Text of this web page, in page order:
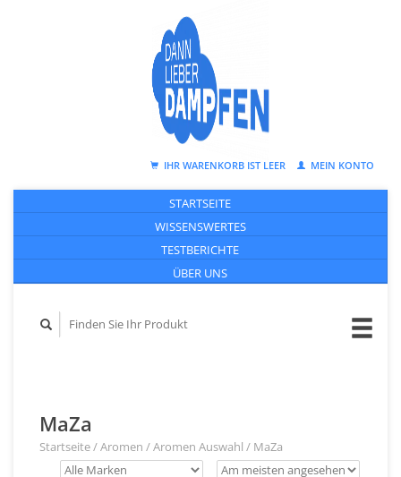
IHR WARENKORB IST LEER MEIN KONTO
STARTSEITE
WISSENSWERTES
TESTBERICHTE
ÜBER UNS
MaZa
Startseite/Aromen /Aromen Auswahl / MaZa